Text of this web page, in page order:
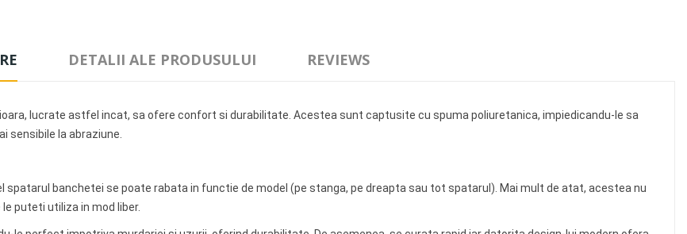
DETALII ALE PRODUSULUI REVIEWS
lucrate astfel incat, sa ofere confort si durabilitate. Acestea sunt captusite cu spuma poliuretanica, impiedicandu-le sa
sensibile la abraziune.
banchetei se poate rabata in functie de model (pe stanga, pe dreapta sau tot spatarul). Mai mult de atat, acestea nu
puteti utiliza in mod liber.